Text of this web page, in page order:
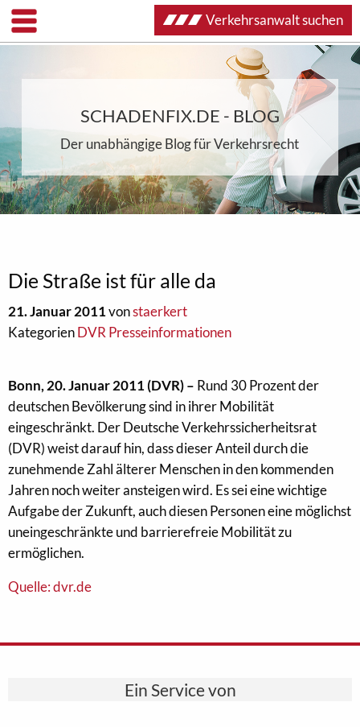
SCHADENFIX.DE - BLOG
Der unabhängige Blog für Verkehrsrecht
Die Straße ist für alle da
21. Januar 2011vonstaerkert
KategorienDVR Presseinformationen
Bonn, 20. Januar 2011 (DVR) – Rund 30 Prozent der
deutschen Bevölkerung sind in ihrer Mobilität
eingeschränkt. Der Deutsche Verkehrssicherheitsrat
(DVR) weist darauf hin, dass dieser Anteil durch die
zunehmende Zahl älterer Menschen in den kommenden
Jahren noch weiter ansteigen wird. Es sei eine wichtige
Aufgabe der Zukunft, auch diesen Personen eine möglichst
uneingeschränkte und barrierefreie Mobilität zu
ermöglichen.
Quelle: dvr.de
Ein Service von
Verkehrsanwalt suchen